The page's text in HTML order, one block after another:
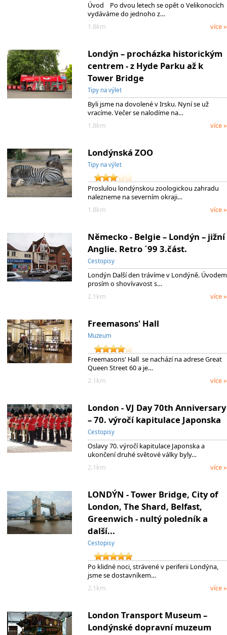
Úvod Po dvou letech se opět o Velikonocích
vydáváme do jednoho z…
1.8km
více »
Londýn – procházka historickým
centrem - z Hyde Parku až k
Tower Bridge
Tipy na výlet
Byli jsme na dovolené v Irsku. Nyní se už
vracíme. Večer se nalodíme na…
1.8km
více »
Londýnská ZOO
Tipy na výlet
Proslulou londýnskou zoologickou zahradu
nalezneme na severním okraji…
1.8km
více »
Německo - Belgie – Londýn – jižní
Anglie. Retro ´99 3.část.
Cestopisy
Londýn Další den trávíme v Londýně. Úvodem
prosím o shovívavost s…
2.1km
více »
Freemasons' Hall
Muzeum
Freemasons' Hall se nachází na adrese Great
Queen Street 60 a je…
2.1km
více »
London - VJ Day 70th Anniversary
– 70. výročí kapitulace Japonska
Cestopisy
Oslavy 70. výročí kapitulace Japonska a
ukončení druhé světové války byly…
2.1km
více »
LONDÝN - Tower Bridge, City of
London, The Shard, Belfast,
Greenwich - nultý poledník a
další...
Cestopisy
Po klidné noci, strávené v periferii Londýna,
jsme se dostavníkem…
2.1km
více »
London Transport Museum –
Londýnské dopravní muzeum